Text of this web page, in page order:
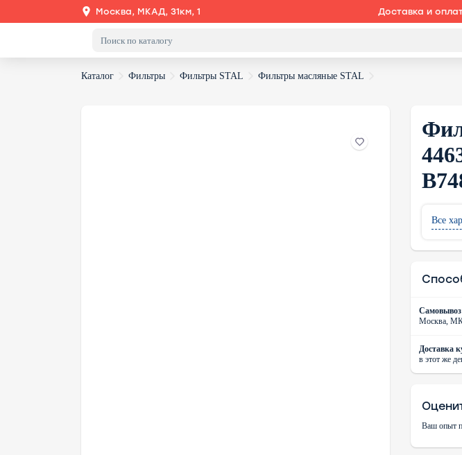
Москва, МКАД, 31км, 1 Доставка и
Каталог Фильтры Фильтры STAL Фильтры масляные STAL
Все
Москва,
Доставка
в этот же
Ваш опыт